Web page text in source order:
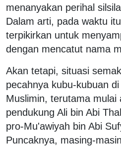
menanyakan perihal
Dalam arti, pada waktu
terpikirkan untuk
dengan mencatut nama
Akan tetapi, situasi
pecahnya kubu-kubuan
Muslimin, terutama mulai
pendukung Ali bin Abi
pro-Mu'awiyah bin Abi
Puncaknya, masing-